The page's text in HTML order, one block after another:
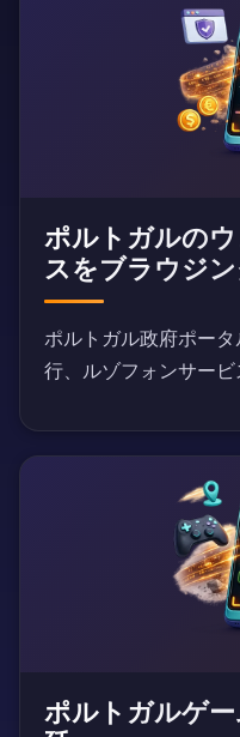
ポルトガルの
スをブラウジ
ポルトガル政府ポー
行、ルゾフォンサービ
ポルトガルゲ